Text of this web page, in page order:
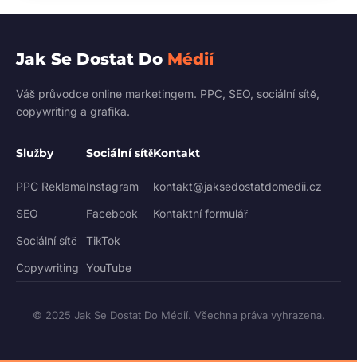
Jak Se Dostat Do Médií
Váš průvodce online marketingem. PPC, SEO, sociální sítě,
copywriting a grafika.
Služby
PPC Reklama
SEO
Sociální sítě
Copywriting
Sociální sítě
Instagram
Facebook
TikTok
YouTube
Kontakt
kontakt@jaksedostatdomedii.cz
Kontaktní formulář
© 2025 Jak Se Dostat Do Médií. Všechna práva vyhrazena.